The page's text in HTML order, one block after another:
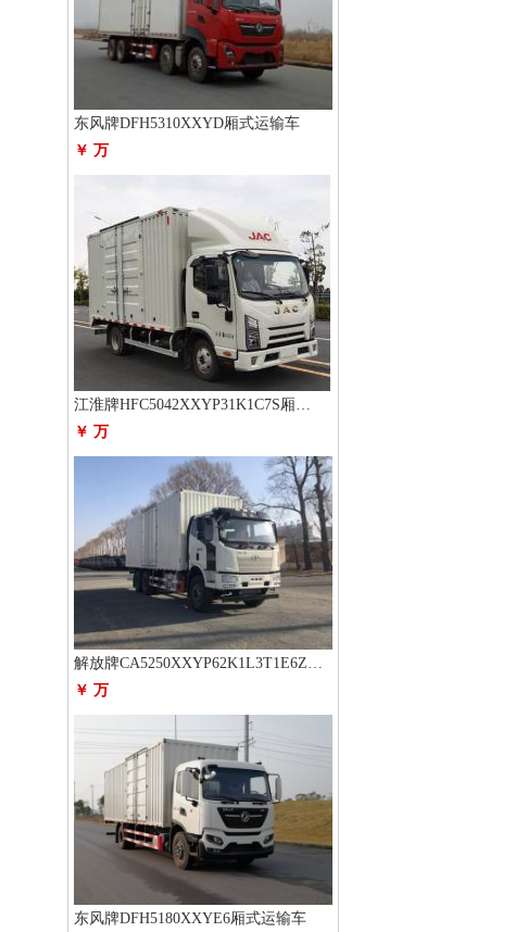
东风牌DFH5310XXYD厢式运输车
￥ 万
￥ 万
解放牌CA5250XXYP62K1L3T1E6Z厢式运输车
￥ 万
东风牌DFH5180XXYE6厢式运输车